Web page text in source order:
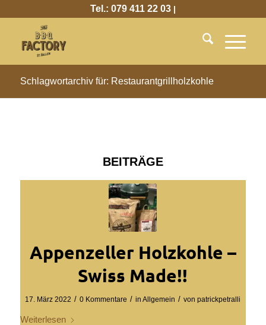
Tel.: 079 411 22 03|
Schlagwortarchiv für: Restaurantgrillholzkohle
BEITRÄGE
Appenzeller Holzkohle –
Swiss Made!!
17. März 2022 / 0 Kommentare / inAllgemein / vonpatrickpetralli
Weiterlesen